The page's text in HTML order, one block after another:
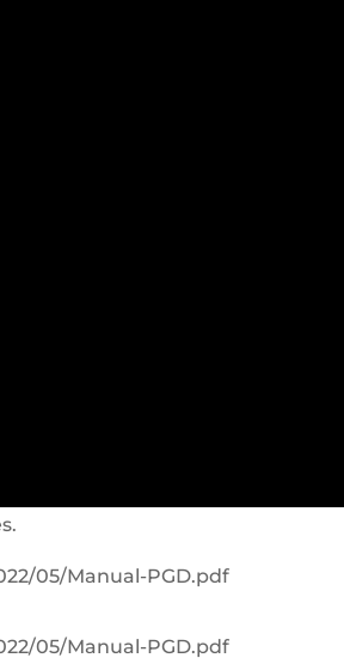
05/Manual-PGD.pdf
05/Manual-PGD.pdf